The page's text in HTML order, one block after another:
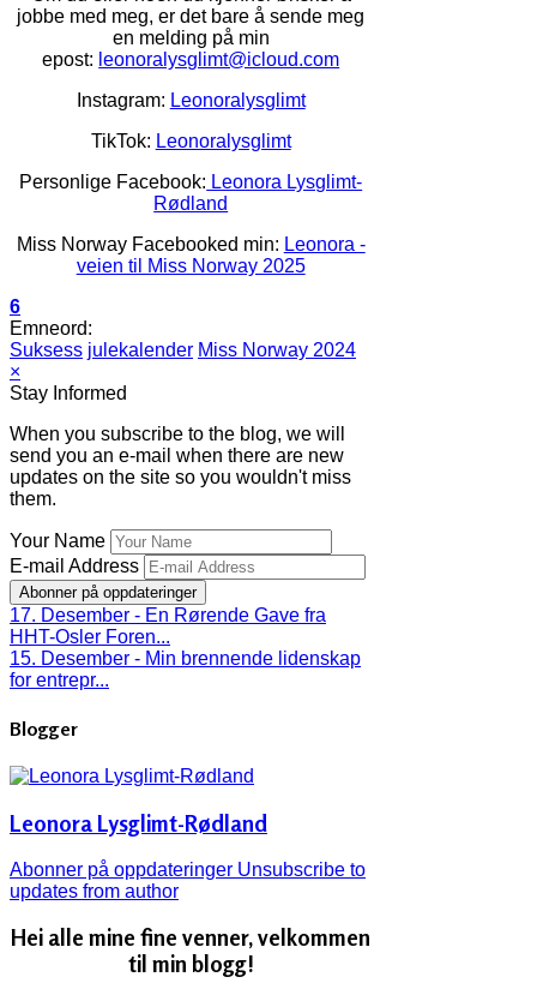
jobbe med meg, er det bare å sende meg
en melding på min
epost: leonoralysglimt@icloud.com
Instagram: Leonoralysglimt
TikTok: Leonoralysglimt
Personlige Facebook: Leonora Lysglimt-
Rødland
Miss Norway Facebooked min: Leonora -
veien til Miss Norway 2025
6
Emneord:
Suksess julekalender Miss Norway 2024
×
Stay Informed
When you subscribe to the blog, we will
send you an e-mail when there are new
updates on the site so you wouldn't miss
them.
Your Name
E-mail Address
Abonner på oppdateringer
17. Desember - En Rørende Gave fra
HHT-Osler Foren...
15. Desember - Min brennende lidenskap
for entrepr...
Blogger
Leonora Lysglimt-Rødland
Abonner på oppdateringer Unsubscribe to
updates from author
Hei alle mine fine venner, velkommen
til min blogg!